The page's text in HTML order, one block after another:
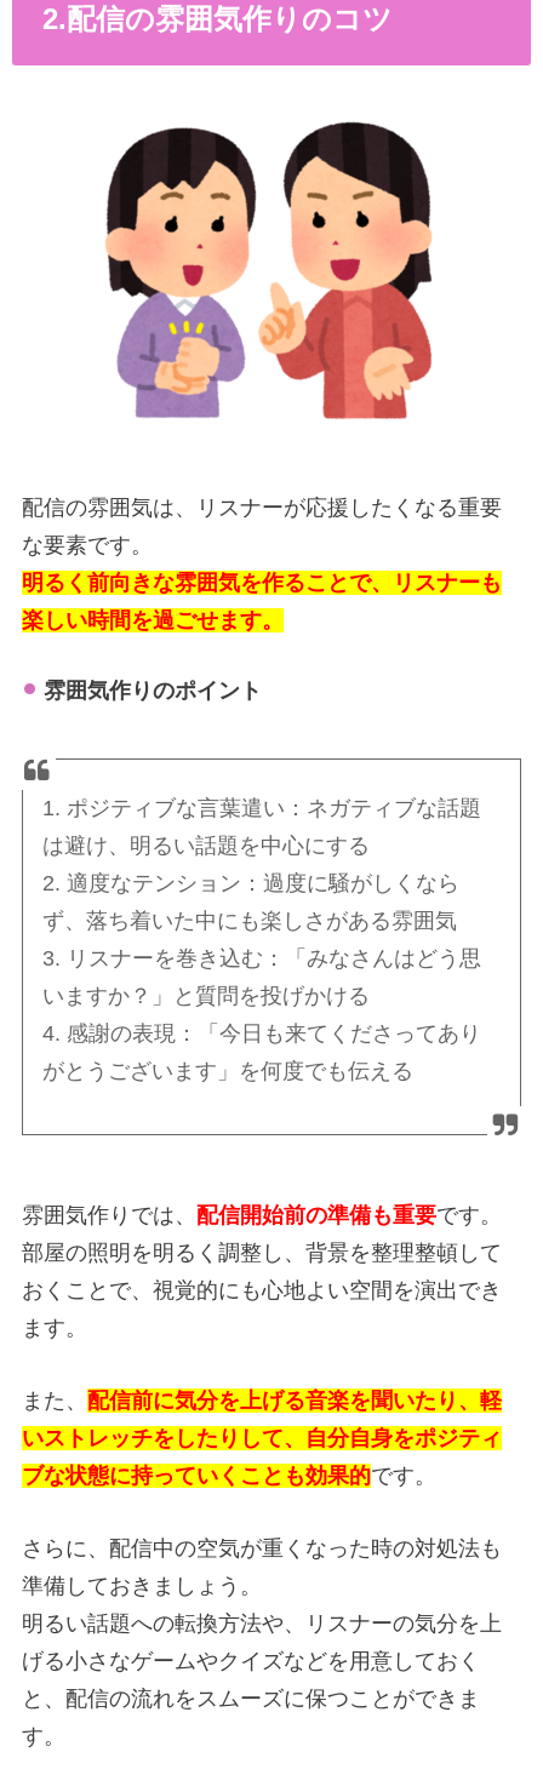
2.配信の雰囲気作りのコツ
配信の雰囲気は、リスナーが応援したくなる重要
な要素です。
明るく前向きな雰囲気を作ることで、リスナーも
楽しい時間を過ごせます。
雰囲気作りのポイント
1. ポジティブな言葉遣い：ネガティブな話題
は避け、明るい話題を中心にする
2. 適度なテンション：過度に騒がしくなら
ず、落ち着いた中にも楽しさがある雰囲気
3. リスナーを巻き込む：「みなさんはどう思
いますか？」と質問を投げかける
4. 感謝の表現：「今日も来てくださってあり
がとうございます」を何度でも伝える
雰囲気作りでは、 配信開始前の準備も重要です。
部屋の照明を明るく調整し、背景を整理整頓して
おくことで、視覚的にも心地よい空間を演出でき
ます。
また、 配信前に気分を上げる音楽を聞いたり、軽
いストレッチをしたりして、自分自身をポジティ
ブな状態に持っていくことも効果的です。
さらに、配信中の空気が重くなった時の対処法も
準備しておきましょう。
明るい話題への転換方法や、リスナーの気分を上
げる小さなゲームやクイズなどを用意しておく
と、配信の流れをスムーズに保つことができま
す。